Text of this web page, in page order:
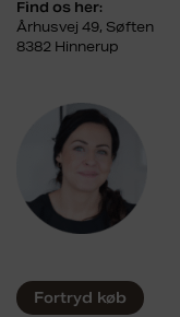
Find os her:
Århusvej 49, Søften
8382 Hinnerup
Fortryd køb